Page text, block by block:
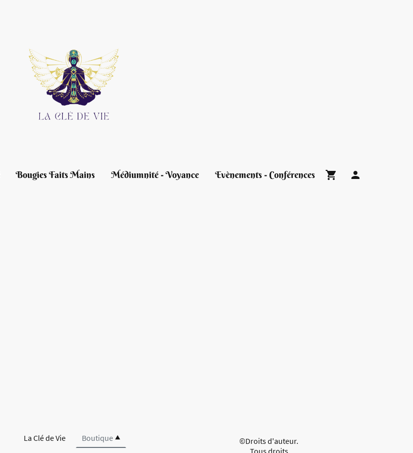
Bougies Faits Mains Médiumnité - Voyance Evènements - Conférences
La Clé de Vie Boutique
©Droits d'auteur.